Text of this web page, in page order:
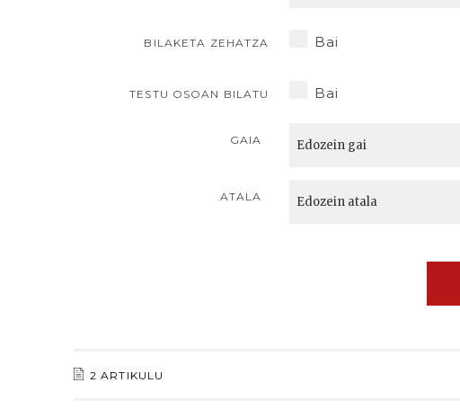
BILAKETA ZEHATZA Bai
TESTU OSOAN BILATU Bai
GAIA
ATALA
2 ARTIKULU